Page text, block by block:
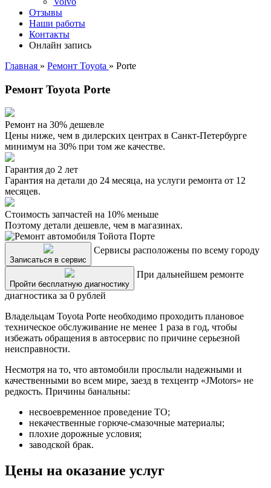
Отзывы
Наши работы
Контакты
Онлайн запись
Главная » Ремонт Toyota » Porte
Ремонт Toyota Porte
Ремонт на 30% дешевле
Цены ниже, чем в дилерских центрах в Санкт-Петербурге
минимум на 30% при том же качестве.
Гарантия до 2 лет
Гарантия на детали до 24 месяца, на услуги ремонта от 12
месяцев.
Стоимость запчастей на 10% меньше
Поэтому детали дешевле, чем в магазинах.
Записаться в сервис
Сервисы расположены по всему городу
Пройти бесплатную диагностику
При дальнейшем ремонте
диагностика за 0 рублей
Владельцам Toyota Porte необходимо проходить плановое
техническое обслуживание не менее 1 раза в год, чтобы
избежать обращения в автосервис по причине серьезной
неисправности.
Несмотря на то, что автомобили прослыли надежными и
качественными во всем мире, заезд в техцентр «JMotors» не
редкость. Причины банальны:
несвоевременное проведение ТО;
некачественные горюче-смазочные материалы;
плохие дорожные условия;
заводской брак.
Цены на оказание услуг